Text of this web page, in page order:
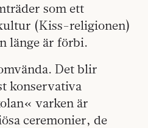
som ett
(Kiss-religionen)
länge är förbi.
Det blir
konservativa
varken är
ceremonier, de